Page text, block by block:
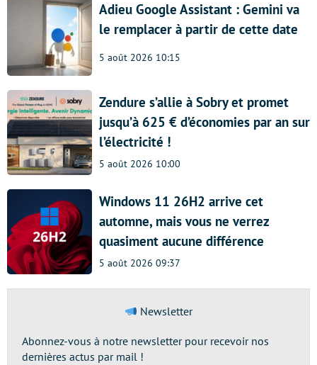
Adieu Google Assistant : Gemini va
le remplacer à partir de cette date
5 août 2026 10:15
Zendure s’allie à Sobry et promet
jusqu’à 625 € d’économies par an sur
l’électricité !
5 août 2026 10:00
Windows 11 26H2 arrive cet
automne, mais vous ne verrez
quasiment aucune différence
5 août 2026 09:37
Newsletter
Abonnez-vous à notre newsletter pour recevoir nos
dernières actus par mail !